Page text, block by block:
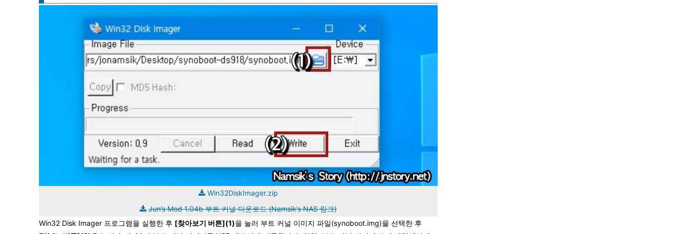
Win32DiskImager.zip
Jun’s Mod 1.04b 부트 커널 다운로드 (Namsik’s NAS 링크)
Win32 Disk Imager 프로그램을 실행한 후 [찾아보기 버튼](1)을 눌러 부트 커널 이미지 파일(synoboot.img)을 선택한 후